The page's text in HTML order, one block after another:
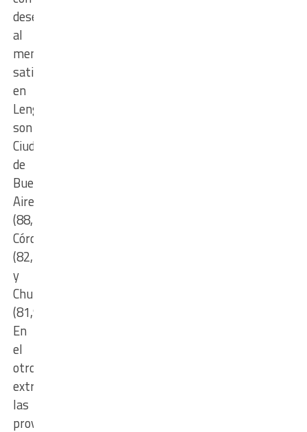
desempeño
al
menos
satisfactorio
en
Lengua
son
Ciudad
de
Buenos
Aires
(88,1%),
Córdoba
(82,4%)
y
Chubut
(81,9%).
En
el
otro
extremo,
las
provincias